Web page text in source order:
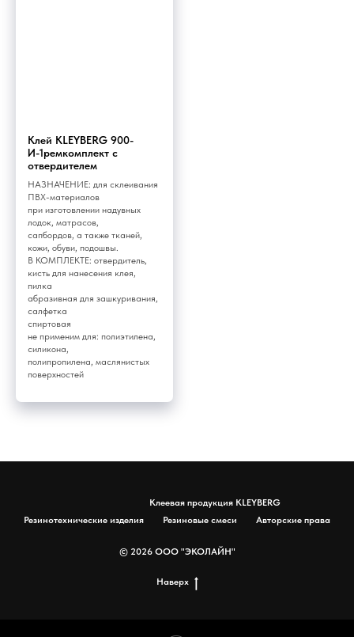
Клей KLEYBERG 900-
И-1ремкомплект с
отвердителем
НАЗНАЧЕНИЕ: для склеивания
ПВХ-материалов
при изготовлении надувных
лодок, матрасов,
сапбордов, а также тканей,
кожи, обуви, подошвы.
В КОМПЛЕКТЕ: отвердитель,
кисть для нанесения клея,
пилка
абразивная для зашкуривания,
салфетка
спиртовая
не применим для: полиэтилена,
силикона,
полипропилена, маслянистых
поверхностей
Клеевая продукция KLEYBERG
Резинотехнические изделия
Резиновые смеси Авторские права
© 2026 ООО "ЭКОЛАЙН"
Наверх